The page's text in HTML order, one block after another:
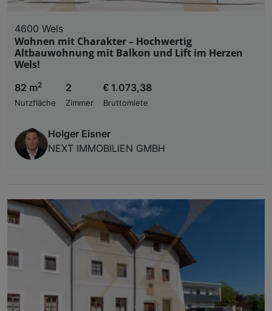
4600 Wels
Wohnen mit Charakter – Hochwertig
Altbauwohnung mit Balkon und Lift im Herzen
Wels!
82 m2
Nutzfläche
2
Zimmer
€ 1.073,38
Bruttomiete
Holger Eisner
NEXT IMMOBILIEN GMBH